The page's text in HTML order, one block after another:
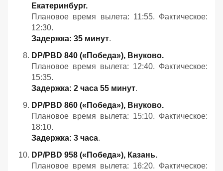
Екатеринбург.
Плановое время вылета: 11:55. Фактическое:
12:30.
Задержка: 35 минут.
DP/PBD 840 («Победа»), Внуково.
Плановое время вылета: 12:40. Фактическое:
15:35.
Задержка: 2 часа 55 минут.
DP/PBD 860 («Победа»), Внуково.
Плановое время вылета: 15:10. Фактическое:
18:10.
Задержка: 3 часа.
DP/PBD 958 («Победа»), Казань.
Плановое время вылета: 16:20. Фактическое: